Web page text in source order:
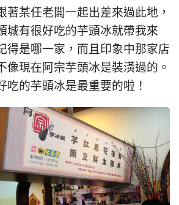
著某任老闆一起出差來過此地，
城有很好吃的芋頭冰就帶我來
得是哪一家，而且印象中那家店
像現在阿宗芋頭冰是裝潢過的。
吃的芋頭冰是最重要的啦！